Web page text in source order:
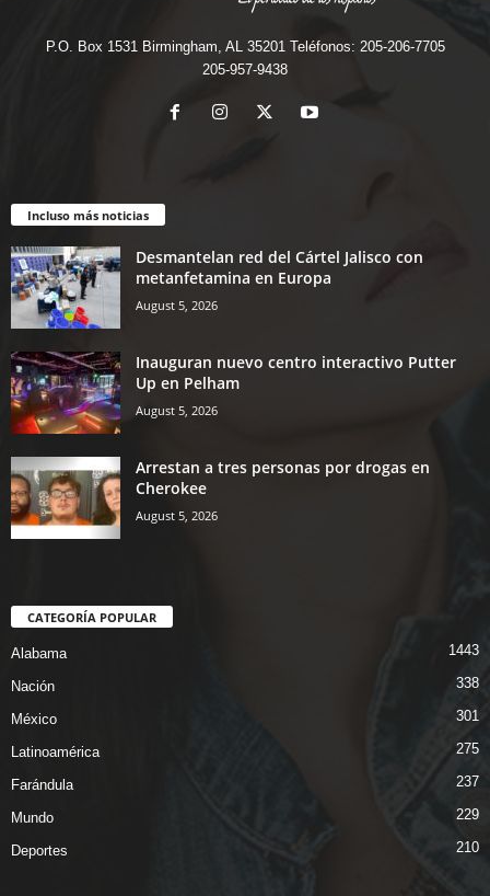
P.O. Box 1531 Birmingham, AL 35201 Teléfonos: 205-206-7705
205-957-9438
Incluso más noticias
Desmantelan red del Cártel Jalisco con
metanfetamina en Europa
August 5, 2026
Inauguran nuevo centro interactivo Putter
Up en Pelham
August 5, 2026
Arrestan a tres personas por drogas en
Cherokee
August 5, 2026
CATEGORÍA POPULAR
Alabama 1443
Nación 338
México 301
Latinoamérica 275
Farándula 237
Mundo 229
Deportes 210